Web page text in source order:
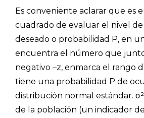
Es conveniente aclarar que es
cuadrado de evaluar el nivel
deseado o probabilidad P, en
encuentra el número que
negativo –z, enmarca el rango
tiene una probabilidad P de
distribución normal estándar. σ²
de la población (un indicador